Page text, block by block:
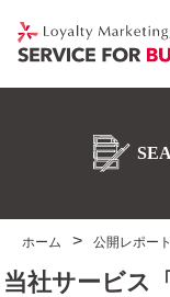
ホーム 公開レポート
当社サービス